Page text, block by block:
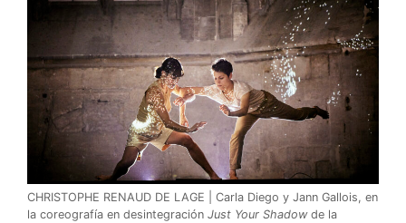
CHRISTOPHE RENAUD DE LAGE | Carla Diego y Jann Gallois, en
la coreografía en desintegración Just Your Shadowde la